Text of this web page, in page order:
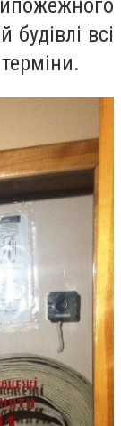
будівлі всі